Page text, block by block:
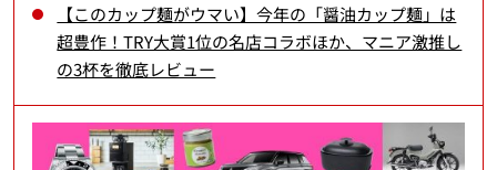
【このカップ麺がウマい】今年の「醤油カップ麺」は
超豊作！TRY大賞1位の名店コラボほか、マニア激推し
の3杯を徹底レビュー